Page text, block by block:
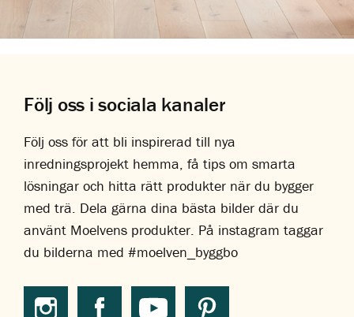
Följ oss i sociala kanaler
Följ oss för att bli inspirerad till nya
inredningsprojekt hemma, få tips om smarta
lösningar och hitta rätt produkter när du bygger
med trä. Dela gärna dina bästa bilder där du
använt Moelvens produkter. På instagram taggar
du bilderna med #moelven_byggbo